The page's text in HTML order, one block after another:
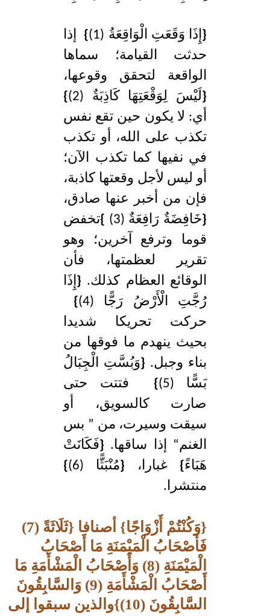
{ إِذَا وَقَعَتِ الْوَاقِعَةُ (1) } إذا
حدثت القيامة؛ سماها
الواقعة لتحقق وقوعها،
{لَيْسَ لِوَقْعَتِهَا كَاذِبَةٌ (2)
}
أي: لا يكون حين تقع نفس
تكذب على الله، أو تكذب
في نفيها كما تكذب الآن؛
أو ليس لأجل وقعتها كاذبة،
فإن من أخبر عنها صادق،
{خَافِضَةٌ رَافِعَةٌ (3) }تخفض
قوما وترفع آخرين؛ وهو
تقرير لعظمتها، فأن
الوقائع العظام كذلك. { إِذَا
رُجَّتِ الْأَرْضُ رَجًّا (4)
}
حركت تحريكا شديدا
بحيث ينهدم ما فوقها من
بناء وجبل. {وَبُسَّتِ الْجِبَالُ
بَسًّا (5)
} فتتت حتى
صارت كالسويق، أو
سيقت وسيرت، من ” بس
الغنم“ إذا ساقها. {فَكَانَتْ
هَبَاءً} غبارا، {مُنْبَثًّا (6)
}
منتشرا.
{وَكُنْتُمْ أَزْوَاجًا} أصنافا {
ثَلَاثَةً (7)
فَأَصْحَابُ الْمَيْمَنَةِ مَا أَصْحَابُ
الْمَيْمَنَةِ (8) وَأَصْحَابُ الْمَشْأَمَةِ مَا
أَصْحَابُ الْمَشْأَمَةِ (9) وَالسَّابِقُونَ
السَّابِقُونَ (10)
}والذين سبقوا إلى